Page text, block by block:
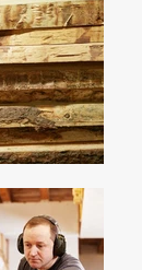
höchstem
schon seit
wichtiger ist
die
neuen